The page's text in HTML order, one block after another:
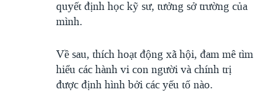
quyết định học kỹ sư, tưởng sở trường của
mình.
Về sau, thích hoạt động xã hội, đam mê tìm
hiểu các hành vi con người và chính trị
được định hình bởi các yếu tố nào.